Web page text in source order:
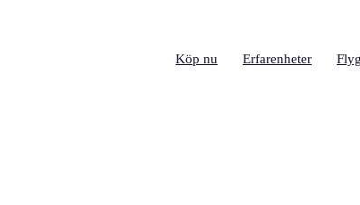
Köp nu Erfarenheter